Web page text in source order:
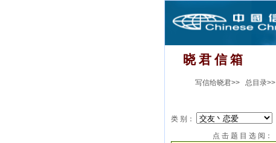
晓 君 信 箱
写信给晓君>> 总目录>>
类 别：
点 击 题 目 选 阅：